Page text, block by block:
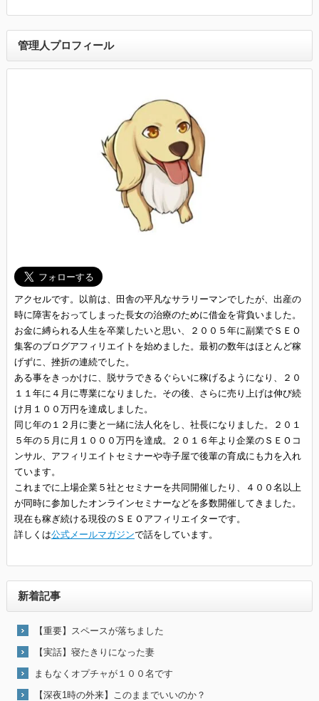
管理人プロフィール
アクセルです。以前は、田舎の平凡なサラリーマンでしたが、出産の
時に障害をおってしまった長女の治療のために借金を背負いました。
お金に縛られる人生を卒業したいと思い、２００５年に副業でＳＥＯ
集客のブログアフィリエイトを始めました。最初の数年はほとんど稼
げずに、挫折の連続でした。
ある事をきっかけに、脱サラできるぐらいに稼げるようになり、２０
１１年に４月に専業になりました。その後、さらに売り上げは伸び続
け月１００万円を達成しました。
同じ年の１２月に妻と一緒に法人化をし、社長になりました。２０１
５年の５月に月１０００万円を達成。２０１６年より企業のＳＥＯコ
ンサル、アフィリエイトセミナーや寺子屋で後輩の育成にも力を入れ
ています。
これまでに上場企業５社とセミナーを共同開催したり、４００名以上
が同時に参加したオンラインセミナーなどを多数開催してきました。
現在も稼ぎ続ける現役のＳＥＯアフィリエイターです。
詳しくは公式メールマガジンで話をしています。
新着記事
【重要】スペースが落ちました
【実話】寝たきりになった妻
まもなくオプチャが１００名です
【深夜1時の外来】このままでいいのか？